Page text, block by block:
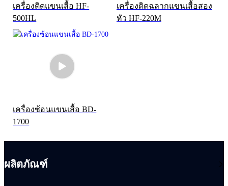
เครื่องติดแขนเสื้อ HF-
500HL
เครื่องติดฉลากแขนเสื้อสอง
หัว HF-220M
เครื่องซ้อนแขนเสื้อ BD-
1700
ผลิตภัณฑ์